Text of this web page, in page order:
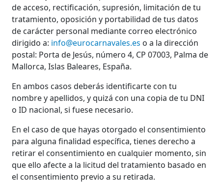
de acceso, rectificación, supresión, limitación de tu
tratamiento, oposición y portabilidad de tus datos
de carácter personal mediante correo electrónico
dirigido a: info@eurocarnavales.es o a la dirección
postal: Porta de Jesús, número 4, CP 07003, Palma de
Mallorca, Islas Baleares, España.
En ambos casos deberás identificarte con tu
nombre y apellidos, y quizá con una copia de tu DNI
o ID nacional, si fuese necesario.
En el caso de que hayas otorgado el consentimiento
para alguna finalidad específica, tienes derecho a
retirar el consentimiento en cualquier momento, sin
que ello afecte a la licitud del tratamiento basado en
el consentimiento previo a su retirada.